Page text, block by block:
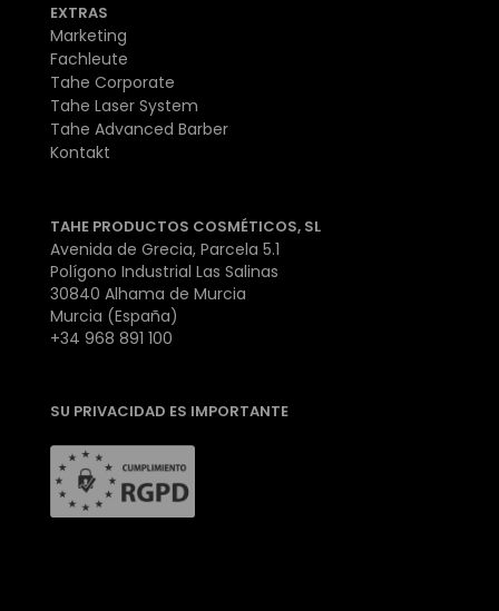
EXTRAS
Marketing
Fachleute
Tahe Corporate
Tahe Laser System
Tahe Advanced Barber
Kontakt
TAHE PRODUCTOS COSMÉTICOS, SL
Avenida de Grecia, Parcela 5.1
Polígono Industrial Las Salinas
30840 Alhama de Murcia
Murcia (España)
+34 968 891 100
SU PRIVACIDAD ES IMPORTANTE